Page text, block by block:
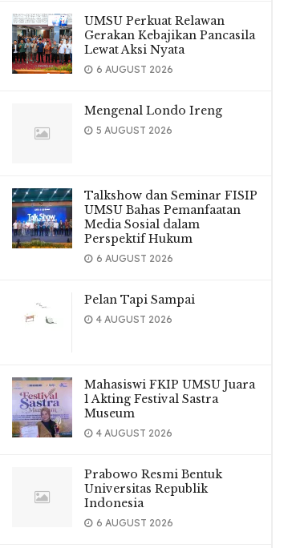
UMSU Perkuat Relawan
Gerakan Kebajikan Pancasila
Lewat Aksi Nyata
6 AUGUST 2026
Mengenal Londo Ireng
5 AUGUST 2026
Talkshow dan Seminar FISIP
UMSU Bahas Pemanfaatan
Media Sosial dalam
Perspektif Hukum
6 AUGUST 2026
Pelan Tapi Sampai
4 AUGUST 2026
Mahasiswi FKIP UMSU Juara
1 Akting Festival Sastra
Museum
4 AUGUST 2026
Prabowo Resmi Bentuk
Universitas Republik
Indonesia
6 AUGUST 2026